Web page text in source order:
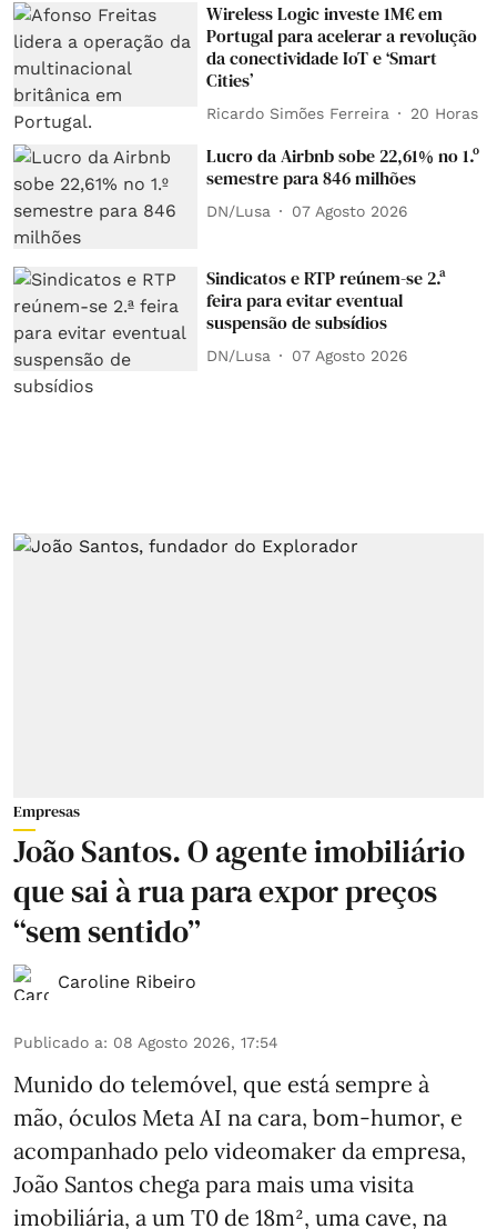
Wireless Logic investe 1M€ em
Portugal para acelerar a revolução
da conectividade IoT e ‘Smart
Cities’
Ricardo Simões Ferreira 20 Horas
Lucro da Airbnb sobe 22,61% no 1.º
semestre para 846 milhões
DN/Lusa 07 Agosto 2026
Sindicatos e RTP reúnem-se 2.ª
feira para evitar eventual
suspensão de subsídios
DN/Lusa 07 Agosto 2026
Empresas
João Santos. O agente imobiliário
que sai à rua para expor preços
“sem sentido”
Caroline Ribeiro
Publicado a: 08 Agosto 2026, 17:54
Munido do telemóvel, que está sempre à
mão, óculos Meta AI na cara, bom-humor, e
acompanhado pelo videomaker da empresa,
João Santos chega para mais uma visita
imobiliária, a um T0 de 18m², uma cave, na